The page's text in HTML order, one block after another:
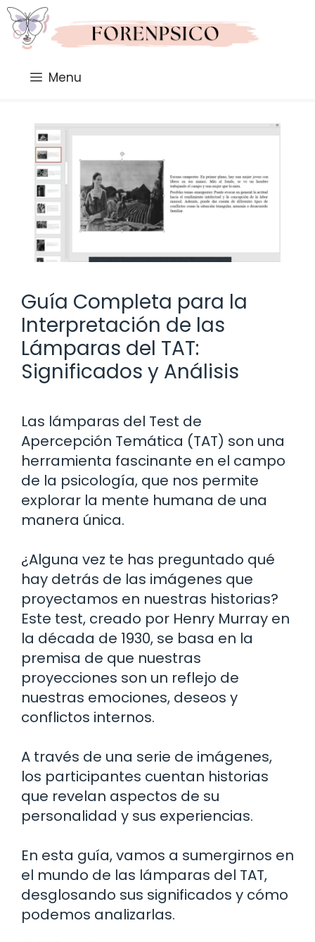
Saltar
al
contenido
Menu
Guía Completa para la
Interpretación de las
Lámparas del TAT:
Significados y Análisis
Las lámparas del Test de
Apercepción Temática (TAT) son una
herramienta fascinante en el campo
de la psicología, que nos permite
explorar la mente humana de una
manera única.
¿Alguna vez te has preguntado qué
hay detrás de las imágenes que
proyectamos en nuestras historias?
Este test, creado por Henry Murray en
la década de 1930, se basa en la
premisa de que nuestras
proyecciones son un reflejo de
nuestras emociones, deseos y
conflictos internos.
A través de una serie de imágenes,
los participantes cuentan historias
que revelan aspectos de su
personalidad y sus experiencias.
En esta guía, vamos a sumergirnos en
el mundo de las lámparas del TAT,
desglosando sus significados y cómo
podemos analizarlas.